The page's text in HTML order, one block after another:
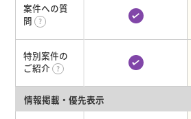
案件への質
問
特別案件の
ご紹介
情報掲載・優先表示